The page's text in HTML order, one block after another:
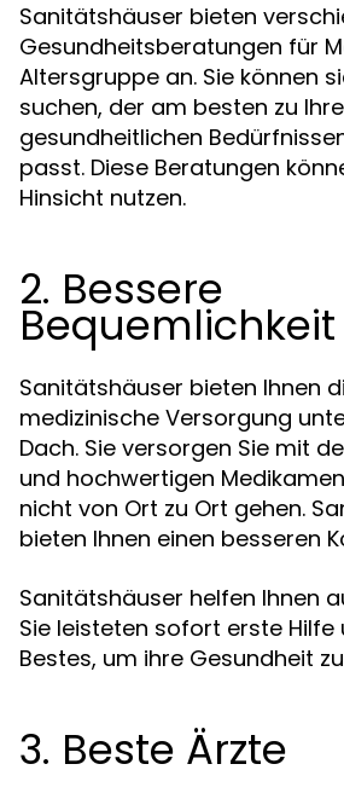
Sanitätshäuser bieten
Gesundheitsberatungen für
Altersgruppe an. Sie können
suchen, der am besten zu
gesundheitlichen
passt. Diese Beratungen
Hinsicht nutzen.
2. Bessere
Bequemlichkeit
Sanitätshäuser bieten Ihnen
medizinische Versorgung
Dach. Sie versorgen Sie mit
und hochwertigen
nicht von Ort zu Ort gehen.
bieten Ihnen einen besseren
Sanitätshäuser helfen Ihnen
Sie leisteten sofort erste Hilfe
Bestes, um ihre Gesundheit
3. Beste Ärzte